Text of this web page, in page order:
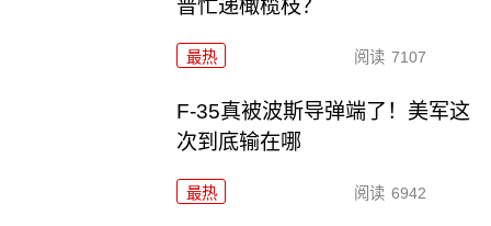
普忙递橄榄枝？
最热 阅读 7107
F-35真被波斯导弹端了！美军这
次到底输在哪
最热 阅读 6942